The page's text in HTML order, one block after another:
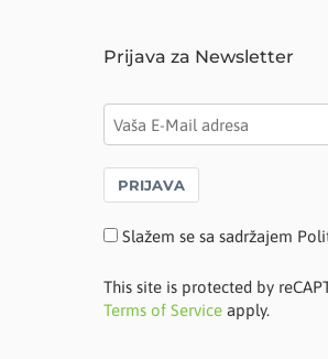
Prijava za Newsletter
PRIJAVA
Slažem se sa sadržajem
This site is protected by
Terms of Service apply.